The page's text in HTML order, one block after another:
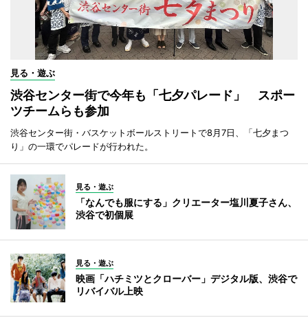
見る・遊ぶ
渋谷センター街で今年も「七夕パレード」 スポー
ツチームらも参加
渋谷センター街・バスケットボールストリートで8月7日、「七夕まつ
り」の一環でパレードが行われた。
見る・遊ぶ
「なんでも服にする」クリエーター塩川夏子さん、
渋谷で初個展
見る・遊ぶ
映画「ハチミツとクローバー」デジタル版、渋谷で
リバイバル上映